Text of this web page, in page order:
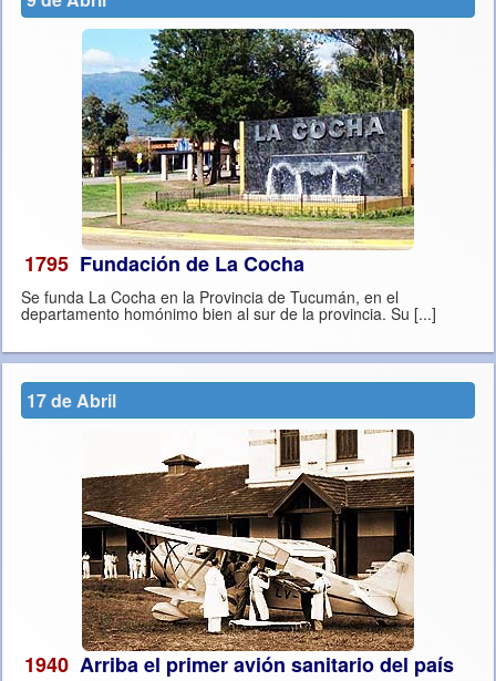
1795 Fundación de La Cocha
Se funda La Cocha en la Provincia de Tucumán, en el
departamento homónimo bien al sur de la provincia. Su [...]
17 de Abril
1940 Arriba el primer avión sanitario del país